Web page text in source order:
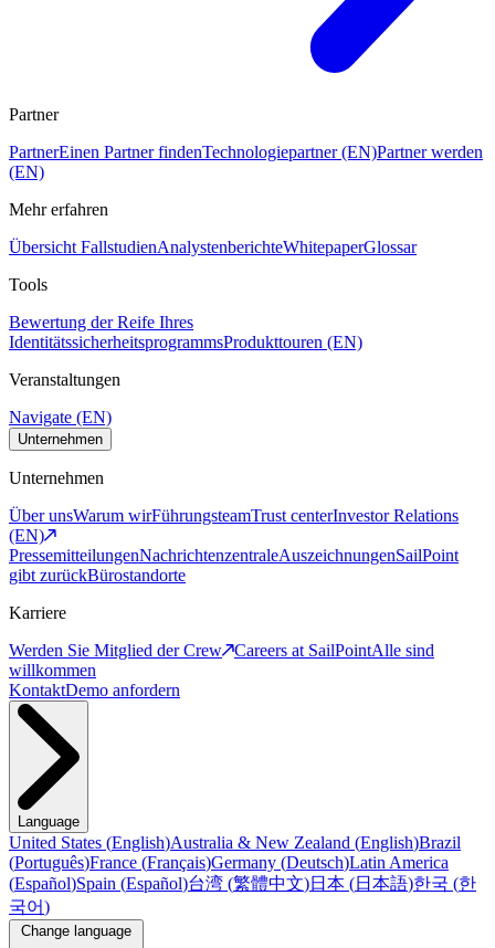
Partner
PartnerEinen Partner findenTechnologiepartner (EN)Partner werden
(EN)
Mehr erfahren
Übersicht FallstudienAnalystenberichteWhitepaperGlossar
Tools
Bewertung der Reife Ihres
IdentitätssicherheitsprogrammsProdukttouren (EN)
Veranstaltungen
Navigate (EN)
Unternehmen
Unternehmen
Über unsWarum wirFührungsteamTrust centerInvestor Relations
(EN)
PressemitteilungenNachrichtenzentraleAuszeichnungenSailPoint
gibt zurückBürostandorte
Karriere
Werden Sie Mitglied der Crew
Careers at SailPointAlle sind
willkommen
KontaktDemo anfordern
Language
United States (English)Australia & New Zealand (English)Brazil
(Português)France (Français)Germany (Deutsch)Latin America
(Español)Spain (Español)台湾 (繁體中文)日本 (日本語)한국 (한
국어)
Change language